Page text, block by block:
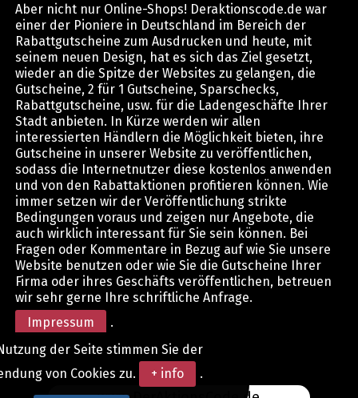
Aber nicht nur Online-Shops! Deraktionscode.de war
einer der Pioniere in Deutschland im Bereich der
Rabattgutscheine zum Ausdrucken und heute, mit
seinem neuen Design, hat es sich das Ziel gesetzt,
wieder an die Spitze der Websites zu gelangen, die
Gutscheine, 2 für 1 Gutscheine, Sparschecks,
Rabattgutscheine, usw. für die Ladengeschäfte Ihrer
Stadt anbieten. In Kürze werden wir allen
interessierten Händlern die Möglichkeit bieten, ihre
Gutscheine in unserer Website zu veröffentlichen,
sodass die Internetnutzer diese kostenlos anwenden
und von den Rabattaktionen profitieren können. Wie
immer setzen wir der Veröffentlichung strikte
Bedingungen voraus und zeigen nur Angebote, die
auch wirklich interessant für Sie sein können. Bei
Fragen oder Kommentare in Bezug auf wie Sie unsere
Website benutzen oder wie Sie die Gutscheine Ihrer
Firma oder ihres Geschäfts veröffentlichen, betreuen
wir sehr gerne Ihre schriftliche Anfrage.
Impressum
.
der Seite stimmen Sie der
von Cookies zu.
+ info .